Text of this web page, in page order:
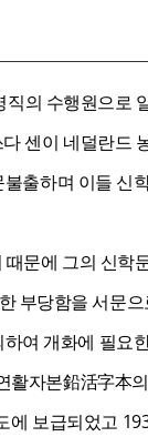
의 수행원으로
센이 네덜란드
출하며 이들 신
문에 그의 신학
부당함을 서문
여 개화에 필요
자본鉛活字本의
에 보급되었고